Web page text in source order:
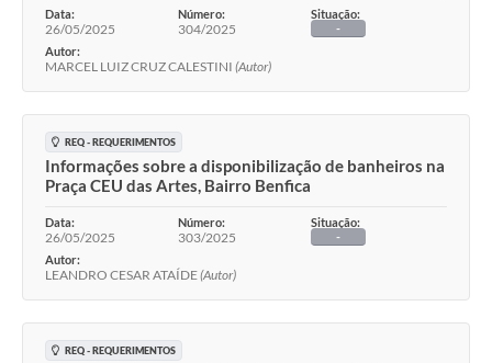
Data:
26/05/2025
Número:
304/2025
Situação:
-
Autor:
MARCEL LUIZ CRUZ CALESTINI (Autor)
REQ - REQUERIMENTOS
Informações sobre a disponibilização de banheiros na
Praça CEU das Artes, Bairro Benfica
Data:
26/05/2025
Número:
303/2025
Situação:
-
Autor:
LEANDRO CESAR ATAÍDE(Autor)
REQ - REQUERIMENTOS